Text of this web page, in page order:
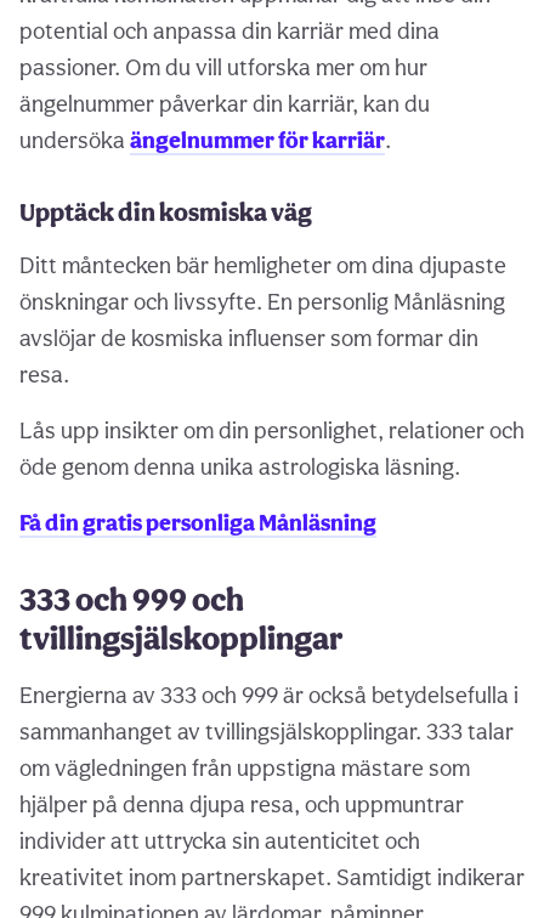
potential och anpassa din karriär med dina
passioner. Om du vill utforska mer om hur
ängelnummer påverkar din karriär, kan du
undersöka ängelnummer för karriär.
Upptäck din kosmiska väg
Ditt måntecken bär hemligheter om dina djupaste
önskningar och livssyfte. En personlig Månläsning
avslöjar de kosmiska influenser som formar din
resa.
Lås upp insikter om din personlighet, relationer och
öde genom denna unika astrologiska läsning.
Få din gratis personliga Månläsning
333 och 999 och
tvillingsjälskopplingar
Energierna av 333 och 999 är också betydelsefulla i
sammanhanget av tvillingsjälskopplingar. 333 talar
om vägledningen från uppstigna mästare som
hjälper på denna djupa resa, och uppmuntrar
individer att uttrycka sin autenticitet och
kreativitet inom partnerskapet. Samtidigt indikerar